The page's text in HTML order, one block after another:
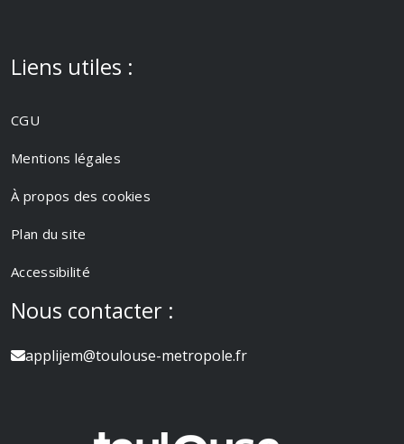
Liens utiles :
CGU
Mentions légales
À propos des cookies
Plan du site
Accessibilité
Nous contacter :
applijem@toulouse-metropole.fr